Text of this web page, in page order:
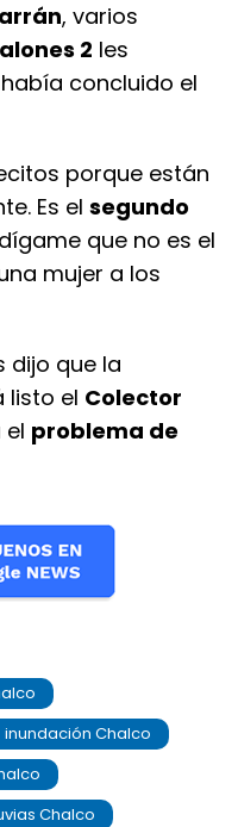
, varios
2 les
concluido el
porque están
Es el segundo
que no es el
mujer a los
dijo que la
listo el Colector
el problema de
inundación Chalco
Chalco